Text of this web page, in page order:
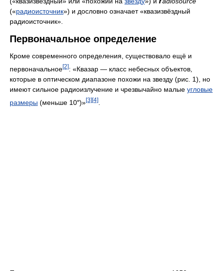
(«радиоисточник») и дословно означает «квазизвёздный
радиоисточник».
Первоначальное определение
Кроме современного определения, существовало ещё и
первоначальное[2]: «Квазар — класс небесных объектов,
которые в оптическом диапазоне похожи на звезду (рис. 1), но
имеют сильное радиоизлучение и чрезвычайно малые угловые
размеры (меньше 10″)»[3][4]